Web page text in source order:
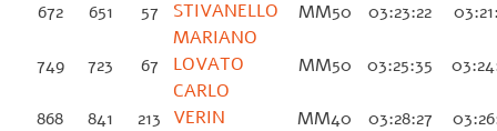
672 651 57
STIVANELLO
MARIANO
MM50 03:23:22
749 723 67
LOVATO
CARLO
MM50 03:25:35
868 841 213 VERIN
MM40 03:28:27